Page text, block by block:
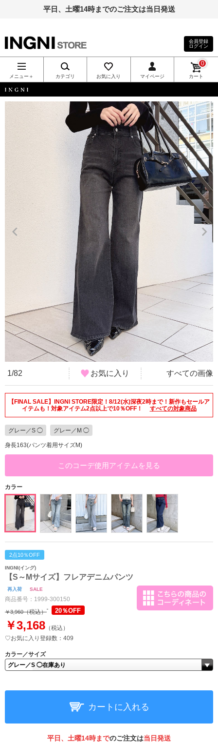
平日、土曜14時までのご注文は当日発送
INGNI（イン
グ）公式通
販｜INGNI
STORE
会員登録
ログイン
メニュー＋ カテゴリ お気に入り マイページ カート
0
INGNI
1/82 お気に入り すべての画像
【FINAL SALE】INGNI STORE限定！8/12(水)深夜2時まで！新作もセールア
イテムも！対象アイテム2点以上で10％OFF！
すべての対象商品
グレー／S ◯ グレー／M ◯
身長163(パンツ着用サイズM)
このコーデ使用アイテムを見る
カラー
2点10％OFF
INGNI(イング)
【S～Mサイズ】フレアデニムパンツ
再入荷 SALE
商品番号： 1999-300150
￥3,960（税込） 20％OFF
￥3,168 （税込）
♡お気に入り登録数：409
カラー／サイズ
カートに入れる
平日、土曜14時までのご注文は当日発送